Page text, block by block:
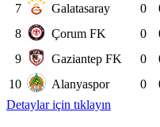
7 Galatasaray 0
8
Çorum FK 0
9
Gaziantep FK 0
10
Alanyaspor 0
Detaylar için tıklayın